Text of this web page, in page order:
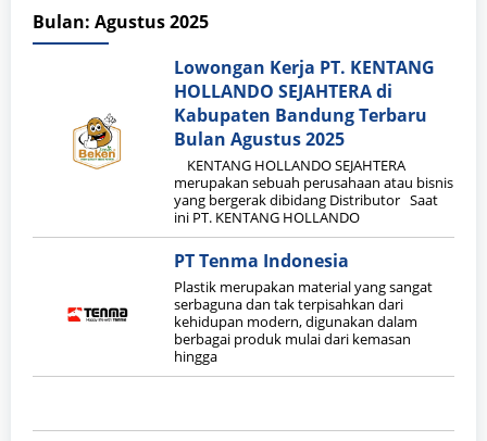
Bulan: Agustus 2025
Lowongan Kerja PT. KENTANG
HOLLANDO SEJAHTERA di
Kabupaten Bandung Terbaru
Bulan Agustus 2025
KENTANG HOLLANDO SEJAHTERA
merupakan sebuah perusahaan atau bisnis
yang bergerak dibidang Distributor Saat
ini PT. KENTANG HOLLANDO
PT Tenma Indonesia
Plastik merupakan material yang sangat
serbaguna dan tak terpisahkan dari
kehidupan modern, digunakan dalam
berbagai produk mulai dari kemasan
hingga